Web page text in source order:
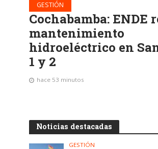
GESTIÓN
Cochabamba: ENDE
mantenimiento
hidroeléctrico en
1 y 2
hace 53 minutos
Noticias destacadas
GESTIÓN